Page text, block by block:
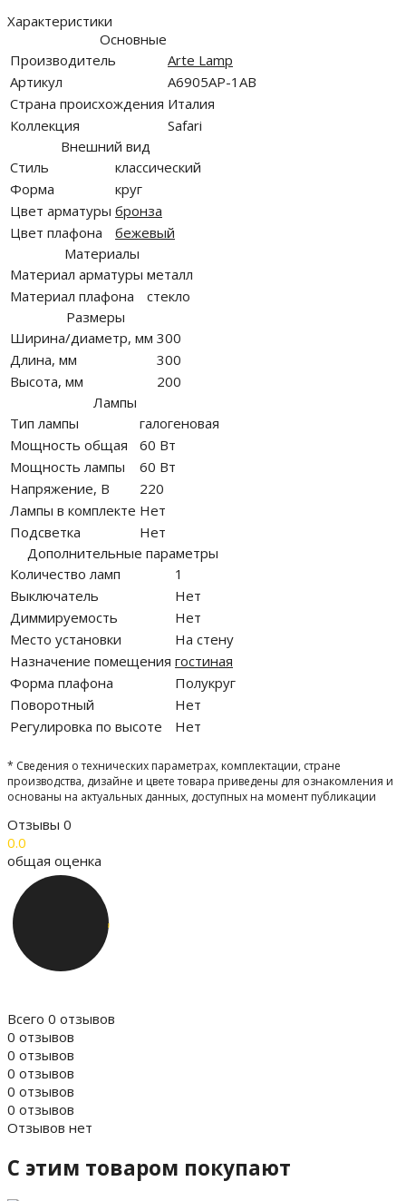
Характеристики
Основные
Производитель
Arte Lamp
Артикул
A6905AP-1AB
Страна происхождения Италия
Коллекция
Safari
Внешний вид
Стиль
классический
Форма
круг
Цвет арматуры бронза
Цвет плафона
бежевый
Материалы
Материал арматуры металл
Материал плафона
стекло
Размеры
Ширина/диаметр, мм 300
Длина, мм
300
Высота, мм
200
Лампы
Тип лампы
галогеновая
Мощность общая
60 Вт
Мощность лампы
60 Вт
Напряжение, В
220
Лампы в комплекте Нет
Подсветка
Нет
Дополнительные параметры
Количество ламп
1
Выключатель
Нет
Диммируемость
Нет
Место установки
На стену
Назначение помещения гостиная
Форма плафона
Полукруг
Поворотный
Нет
Регулировка по высоте
Нет
* Сведения о технических параметрах, комплектации, стране
производства, дизайне и цвете товара приведены для ознакомления и
основаны на актуальных данных, доступных на момент публикации
Отзывы 0
0.0
общая оценка
Всего 0 отзывов
0 отзывов
0 отзывов
0 отзывов
0 отзывов
0 отзывов
Отзывов нет
C этим товаром покупают